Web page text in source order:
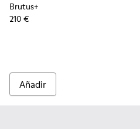
Brutus+
210 €
Añadir